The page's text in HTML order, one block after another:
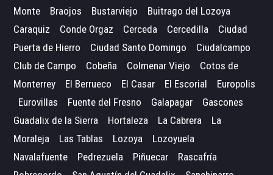
Monte
Braojos Bustarviejo
Buitrago del Lozoya
Caraquiz
Conde Orgaz Cerceda Cercedilla
Ciudad
Puerta de Hierro
Ciudad Santo Domingo
Ciudalcampo
Club de Campo
Cobeña Colmenar Viejo
Cotos de
Monterrey
El Berrueco El Casar El Escorial
Europolis
Eurovillas
Fuente del Fresno Galapagar
Gascones
Guadalix de la Sierra
Hortaleza La Cabrera
La
Moraleja
Las Tablas Lozoya
Lozoyuela
Navalafuente
Pedrezuela Piñuecar
Rascafría